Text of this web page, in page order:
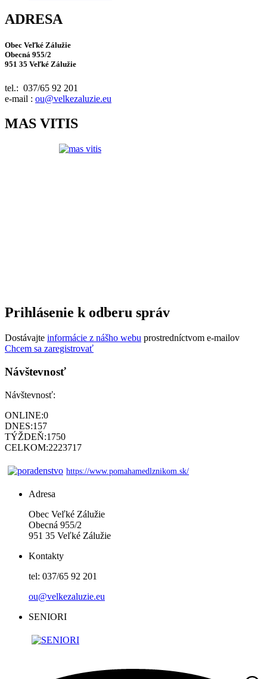
ADRESA
Obec Veľké Zálužie
Obecná 955/2
951 35 Veľké Zálužie
tel.: 037/65 92 201
e-mail : ou@velkezaluzie.eu
MAS VITIS
Prihlásenie k odberu správ
Dostávajte informácie z nášho webu prostredníctvom e-mailov
Chcem sa zaregistrovať
Návštevnosť
Návštevnosť:
ONLINE:0
DNES:157
TÝŽDEŇ:1750
CELKOM:2223717
https://www.pomahamedlznikom.sk/
Adresa
Obec Veľké Zálužie
Obecná 955/2
951 35 Veľké Zálužie
Kontakty
tel: 037/65 92 201
ou@velkezaluzie.eu
SENIORI